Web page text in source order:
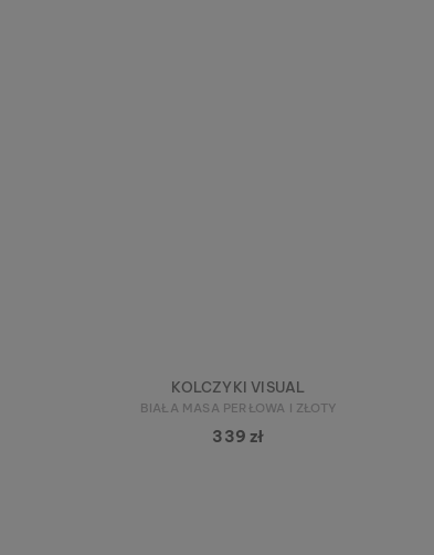
KOLCZYKI VISUAL
BIAŁA MASA PERŁOWA I ZŁOTY
339 zł